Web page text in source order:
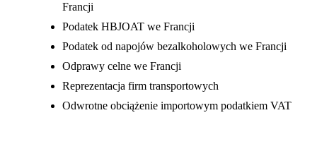
Francji
Podatek HBJOAT we Francji
Podatek od napojów bezalkoholowych we Francji
Odprawy celne we Francji
Reprezentacja firm transportowych
Odwrotne obciążenie importowym podatkiem VAT